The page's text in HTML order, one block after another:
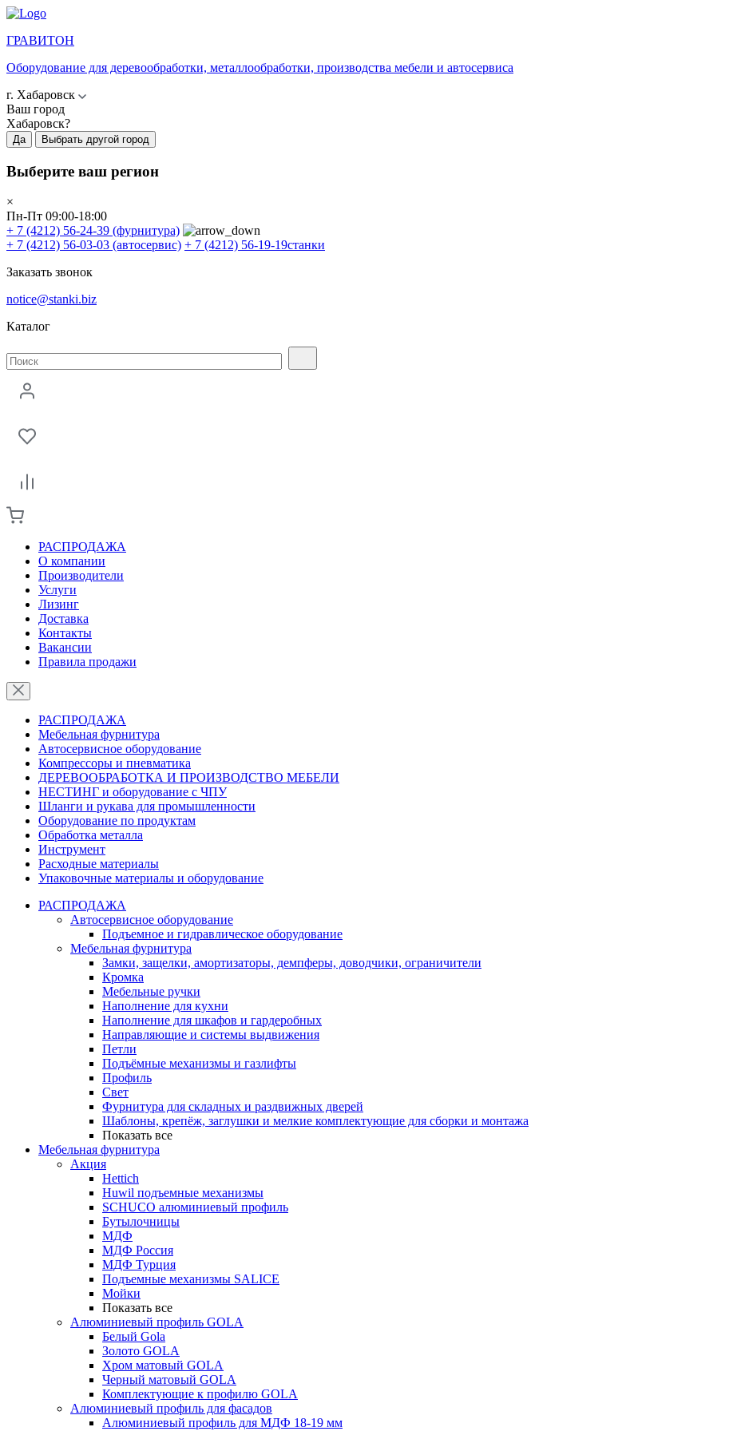
ГРАВИТОН
Оборудование для деревообработки, металлообработки, производства мебели и автосервиса
г. Хабаровск
Ваш город
Хабаровск?
Да Выбрать другой город
Выберите ваш регион
×
Пн-Пт 09:00-18:00
+ 7 (4212) 56-24-39 (фурнитура)
+ 7 (4212) 56-03-03 (автосервис) + 7 (4212) 56-19-19станки
Заказать звонок
notice@stanki.biz
Каталог
РАСПРОДАЖА
О компании
Производители
Услуги
Лизинг
Доставка
Контакты
Вакансии
Правила продажи
РАСПРОДАЖА
Мебельная фурнитура
Автосервисное оборудование
Компрессоры и пневматика
ДЕРЕВООБРАБОТКА И ПРОИЗВОДСТВО МЕБЕЛИ
НЕСТИНГ и оборудование с ЧПУ
Шланги и рукава для промышленности
Оборудование по продуктам
Обработка металла
Инструмент
Расходные материалы
Упаковочные материалы и оборудование
РАСПРОДАЖА
Автосервисное оборудование
Подъемное и гидравлическое оборудование
Мебельная фурнитура
Замки, защелки, амортизаторы, демпферы, доводчики, ограничители
Кромка
Мебельные ручки
Наполнение для кухни
Наполнение для шкафов и гардеробных
Направляющие и системы выдвижения
Петли
Подъёмные механизмы и газлифты
Профиль
Свет
Фурнитура для складных и раздвижных дверей
Шаблоны, крепёж, заглушки и мелкие комплектующие для сборки и монтажа
Показать все
Мебельная фурнитура
Акция
Hettich
Huwil подъемные механизмы
SCHUCO алюминиевый профиль
Бутылочницы
МДФ
МДФ Россия
МДФ Турция
Подъемные механизмы SALICE
Мойки
Показать все
Алюминиевый профиль GOLA
Белый Gola
Золото GOLA
Хром матовый GOLA
Черный матовый GOLA
Комплектующие к профилю GOLA
Алюминиевый профиль для фасадов
Алюминиевый профиль для МДФ 18-19 мм